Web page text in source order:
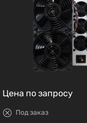
Цена по запросу
Под заказ